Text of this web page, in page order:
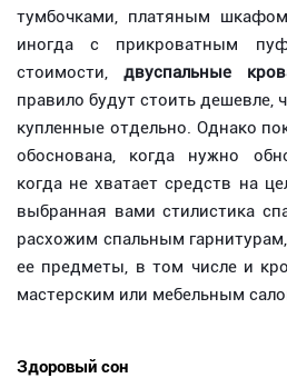
тумбочками, платяным
иногда с прикроватным
стоимости, двуспальные
правило будут стоить дешевле,
купленные отдельно. Однако
обоснована, когда нужно
когда не хватает средств на
выбранная вами стилистика
расхожим спальным
ее предметы, в том числе и
мастерским или мебельным
Здоровый сон